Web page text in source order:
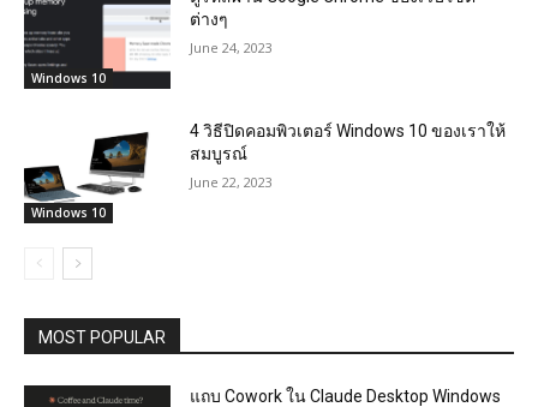
Windows 10
ต่างๆ
June 24, 2023
Windows 10
4 วิธีปิดคอมพิวเตอร์ Windows 10 ของเราให้
สมบูรณ์
June 22, 2023
MOST POPULAR
แถบ Cowork ใน Claude Desktop Windows